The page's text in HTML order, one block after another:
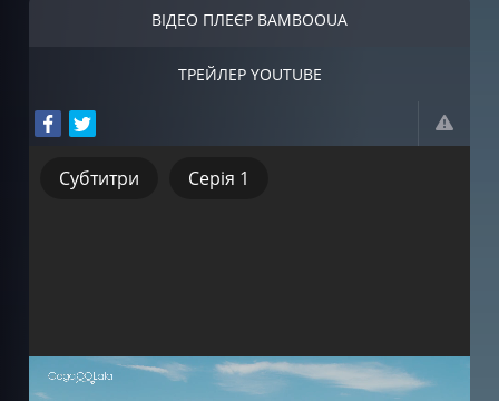
ВІДЕО ПЛЕЄР BAMBOOUA
ТРЕЙЛЕР YOUTUBE
Серія 1
Серія 5
Субтитри